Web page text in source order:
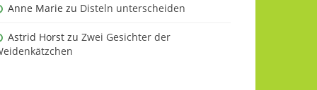
Anne Marie zu Disteln unterscheiden
Astrid Horst zu Zwei Gesichter der